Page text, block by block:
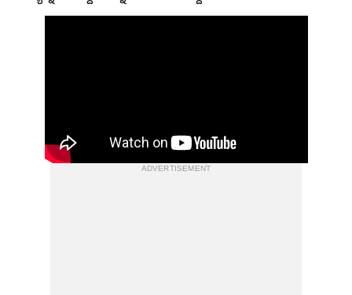
ADVERTISEMENT